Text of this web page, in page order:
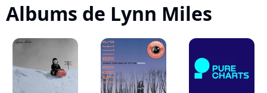
Albums de Lynn Miles